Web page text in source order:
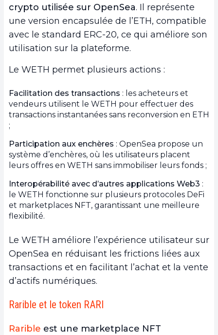
crypto utilisée sur OpenSea. Il représente
une version encapsulée de l’ETH, compatible
avec le standard ERC-20, ce qui améliore son
utilisation sur la plateforme.
Le WETH permet plusieurs actions :
Facilitation des transactions : les acheteurs et
vendeurs utilisent le WETH pour effectuer des
transactions instantanées sans reconversion en ETH
;
Participation aux enchères : OpenSea propose un
système d’enchères, où les utilisateurs placent
leurs offres en WETH sans immobiliser leurs fonds ;
Interopérabilité avec d’autres applications Web3 :
le WETH fonctionne sur plusieurs protocoles DeFi
et marketplaces NFT, garantissant une meilleure
flexibilité.
Le WETH améliore l’expérience utilisateur sur
OpenSea en réduisant les frictions liées aux
transactions et en facilitant l’achat et la vente
d’actifs numériques.
Rarible et le token RARI
Rarible est une marketplace NFT